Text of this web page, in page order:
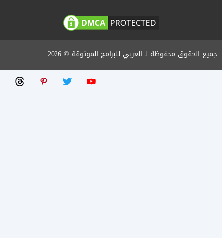
جميع الحقوق محفوظة لـ العربي للبرامج الموثوقة © 2026